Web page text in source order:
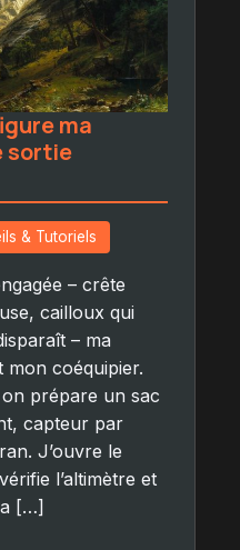
ma
sortie
& Tutoriels
– crête
cailloux qui
– ma
mon coéquipier.
prépare un sac
capteur par
J’ouvre le
l’altimètre et
[…]